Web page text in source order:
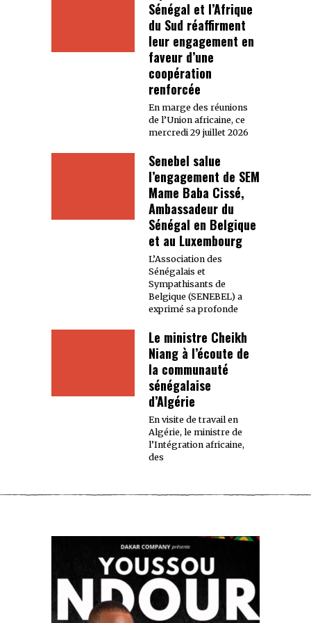
Sénégal et l’Afrique
du Sud réaffirment
leur engagement en
faveur d’une
coopération
renforcée
En marge des réunions
de l’Union africaine, ce
mercredi 29 juillet 2026
Senebel salue
l’engagement de SEM
Mame Baba Cissé,
Ambassadeur du
Sénégal en Belgique
et au Luxembourg
L’Association des
Sénégalais et
Sympathisants de
Belgique (SENEBEL) a
exprimé sa profonde
Le ministre Cheikh
Niang à l’écoute de
la communauté
sénégalaise
d’Algérie
En visite de travail en
Algérie, le ministre de
l’Intégration africaine,
des